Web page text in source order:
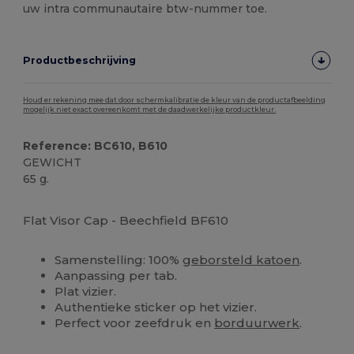
uw intra communautaire btw-nummer toe.
Productbeschrijving
Houd er rekening mee dat door schermkalibratie de kleur van de productafbeelding
mogelijk niet exact overeenkomt met de daadwerkelijke productkleur.
Reference: BC610, B610
GEWICHT
65 g.
Flat Visor Cap - Beechfield BF610
Samenstelling: 100% geborsteld katoen.
Aanpassing per tab.
Plat vizier.
Authentieke sticker op het vizier.
Perfect voor zeefdruk en borduurwerk.